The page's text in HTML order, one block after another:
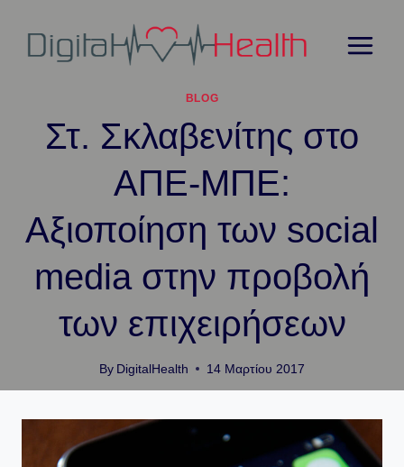
content
BLOG
Στ. Σκλαβενίτης στο
ΑΠΕ-ΜΠΕ:
Αξιοποίηση των social
media στην προβολή
των επιχειρήσεων
By DigitalHealth 14 Μαρτίου 2017